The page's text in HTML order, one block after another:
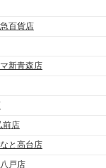
百貨店
新青森店
前店
と高台店
戸店